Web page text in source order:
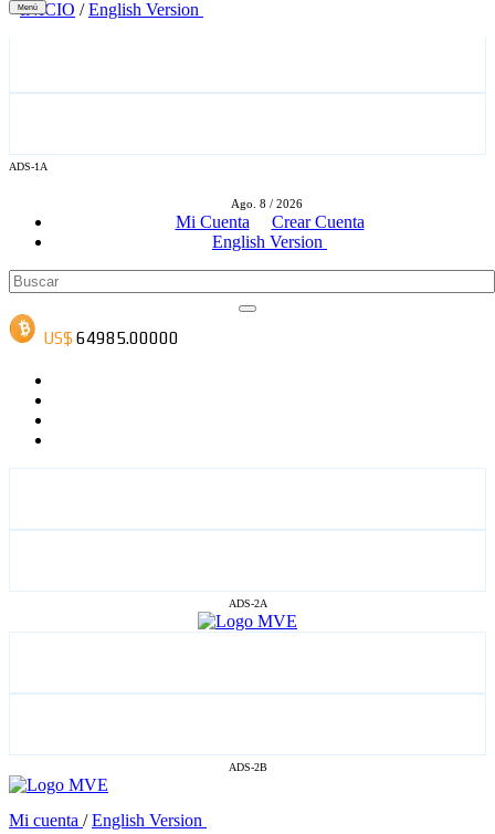
ADS-1A
Ago. 8 / 2026
Mi Cuenta
Crear Cuenta
English Version
ADS-2A
ADS-2B
Menú
INICIO /English Version
Mi cuenta /English Version
ADS-3B